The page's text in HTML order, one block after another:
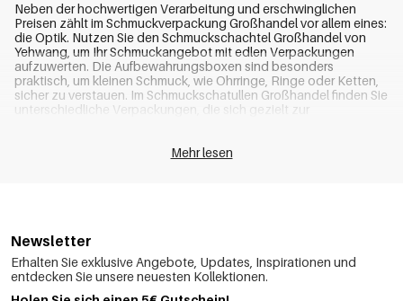
Neben der hochwertigen Verarbeitung und erschwinglichen
Preisen zählt im Schmuckverpackung Großhandel vor allem eines:
die Optik. Nutzen Sie den Schmuckschachtel Großhandel von
Yehwang, um Ihr Schmuckangebot mit edlen Verpackungen
aufzuwerten. Die Aufbewahrungsboxen sind besonders
praktisch, um kleinen Schmuck, wie Ohrringe, Ringe oder Ketten,
sicher zu verstauen. Im Schmuckschatullen Großhandel finden Sie
unterschiedliche Verpackungen, die sich gezielt zur
aus dem Großhandel einzigartige
Individuelle Verpackungen im
Mehr lesen
Newsletter
Erhalten Sie exklusive Angebote, Updates, Inspirationen und
entdecken Sie unsere neuesten Kollektionen.